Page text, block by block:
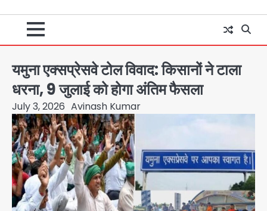
यमुना एक्सप्रेसवे टोल विवाद: किसानों ने टाला
धरना, 9 जुलाई को होगा अंतिम फैसला
July 3, 2026 Avinash Kumar